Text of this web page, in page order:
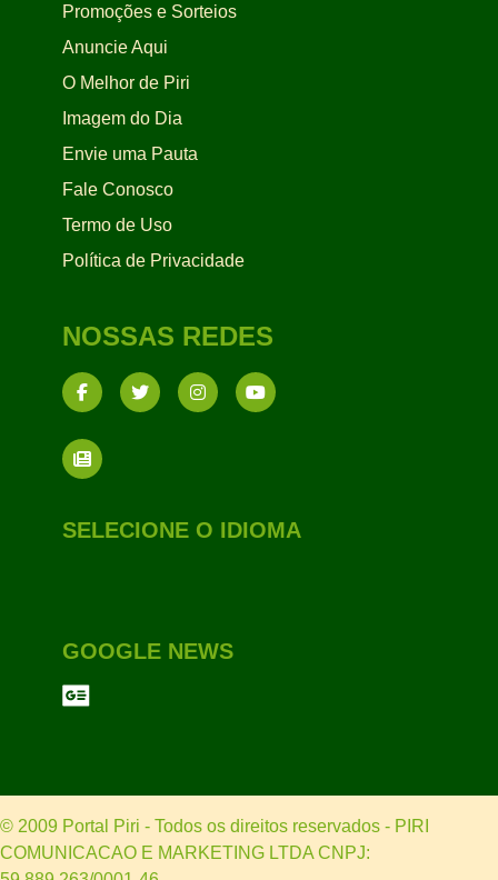
Promoções e Sorteios
Anuncie Aqui
O Melhor de Piri
Imagem do Dia
Envie uma Pauta
Fale Conosco
Termo de Uso
Política de Privacidade
NOSSAS REDES
SELECIONE O IDIOMA
GOOGLE NEWS
© 2009 Portal Piri - Todos os direitos reservados - PIRI
COMUNICACAO E MARKETING LTDA CNPJ: